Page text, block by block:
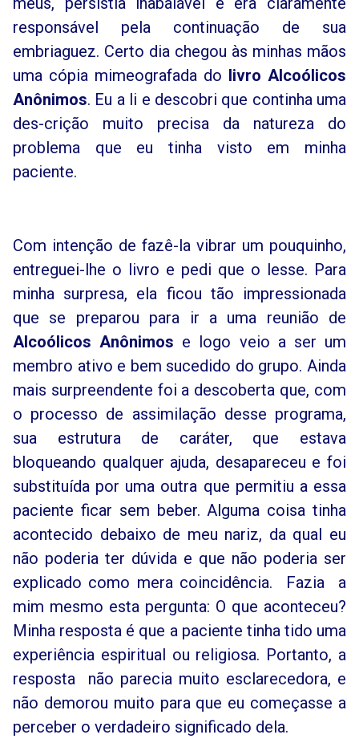
responsável pela continuação de sua
embriaguez. Certo dia chegou às minhas mãos
uma cópia mimeografada do livro Alcoólicos
Anônimos. Eu a li e descobri que continha uma
des-crição muito precisa da natureza do
problema que eu tinha visto em minha
paciente.
Com intenção de fazê-la vibrar um pouquinho,
entreguei-lhe o livro e pedi que o lesse. Para
minha surpresa, ela ficou tão impressionada
que se preparou para ir a uma reunião de
Alcoólicos Anônimos e logo veio a ser um
membro ativo e bem sucedido do grupo. Ainda
mais surpreendente foi a descoberta que, com
o processo de assimilação desse programa,
sua estrutura de caráter, que estava
bloqueando qualquer ajuda, desapareceu e foi
substituída por uma outra que permitiu a essa
paciente ficar sem beber. Alguma coisa tinha
acontecido debaixo de meu nariz, da qual eu
não poderia ter dúvida e que não poderia ser
explicado como mera coincidência. Fazia a
mim mesmo esta pergunta: O que aconteceu?
Minha resposta é que a paciente tinha tido uma
experiência espiritual ou religiosa. Portanto, a
resposta não parecia muito esclarecedora, e
não demorou muito para que eu começasse a
perceber o verdadeiro significado dela.